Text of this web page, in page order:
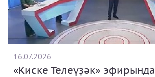
16.07.2026
«Киске Телеүҙәк» эфирында